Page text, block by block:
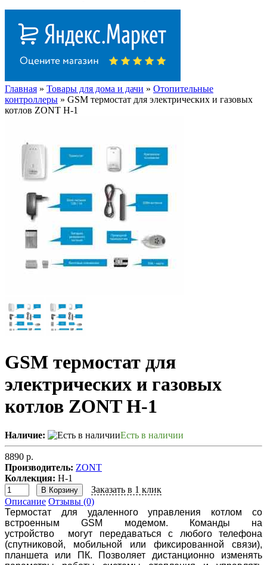
Главная » Товары для дома и дачи » Отопительные
контроллеры » GSM термостат для электрических и газовых
котлов ZONT H-1
GSM термостат для
электрических и газовых
котлов ZONT H-1
Наличие: Есть в наличии
8890 р.
Производитель: ZONT
Коллекция: H-1
В Корзину
Заказать в 1 клик
Описание Отзывы (0)
Термостат для удаленного управления котлом со
встроенным GSM модемом. Команды на
устройство
могут передаваться с любого телефона
(спутниковой, мобильной или фиксированной связи),
планшета или ПК. Позволяет дистанционно изменять